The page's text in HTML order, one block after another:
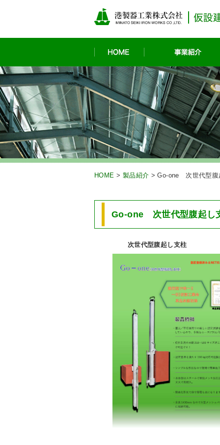
HOME > 製品紹介 >Go-one 次世代型腹
Go-one 次世代型腹起し
次世代型腹起し